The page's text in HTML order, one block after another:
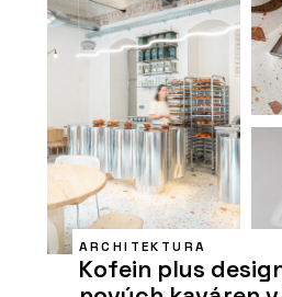
ARCHITEKTURA
Kofein plus